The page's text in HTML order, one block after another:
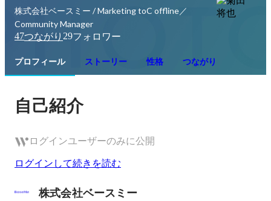
株式会社ベースミー / Marketing toC offline／
Community Manager
47つながり 29フォロワー
プロフィール ストーリー 性格 つながり
自己紹介
ログインユーザーのみに公開
ログインして続きを読む
株式会社ベースミー